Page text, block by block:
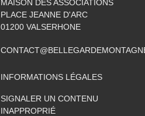
MAISON DES ASSOCIATIONS
PLACE JEANNE D'ARC
01200 VALSERHONE
INFORMATIONS LÉGALES
SIGNALER UN CONTENU
INAPPROPRIÉ